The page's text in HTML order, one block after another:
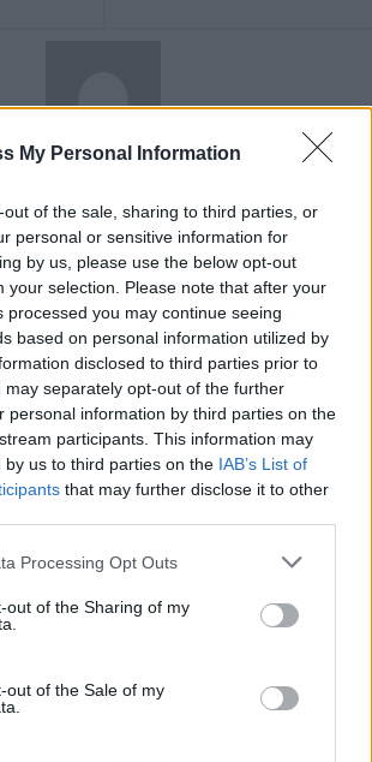
My Personal Information
out of the sale, sharing to third parties, or
personal or sensitive information for
by us, please use the below opt-out
your selection. Please note that after your
processed you may continue seeing
based on personal information utilized by
disclosed to third parties prior to
may separately opt-out of the further
personal information by third parties on the
participants. This information may
by us to third parties on the IAB’s List of
that may further disclose it to other
Processing Opt Outs
out of the Sharing of my
out of the Sale of my
https://news-sante.fr
CONNEXES PLUS DE L'AUTEUR
Éclipse du 12 août :
attention à la pénurie de
lunettes de sécurité
Santé
Un chewing-gum
révolutionnaire pour
buccal
pour risques graves et données falsifiées